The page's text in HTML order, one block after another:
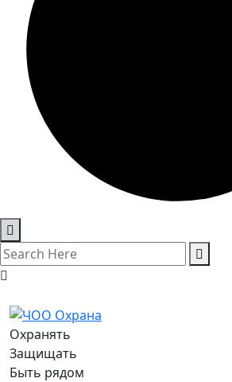
Охранять
Защищать
Быть рядом